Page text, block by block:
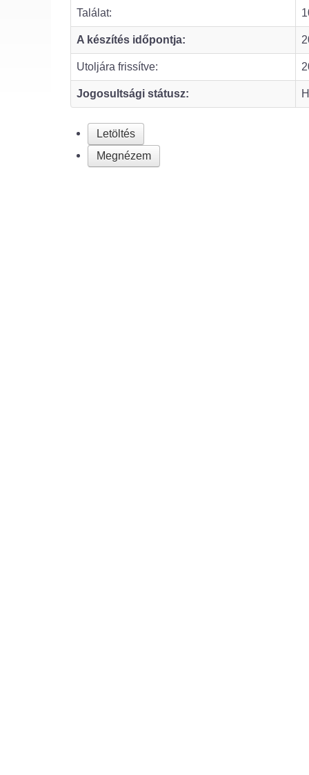
Találat:
A készítés időpontja:
Utoljára frissítve:
Jogosultsági státusz:
Letöltés
Megnézem